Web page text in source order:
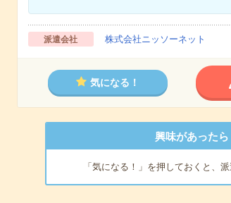
派遣会社 株式会社ニッソーネット
気になる！
興味があった
「気になる！」を押しておくと、